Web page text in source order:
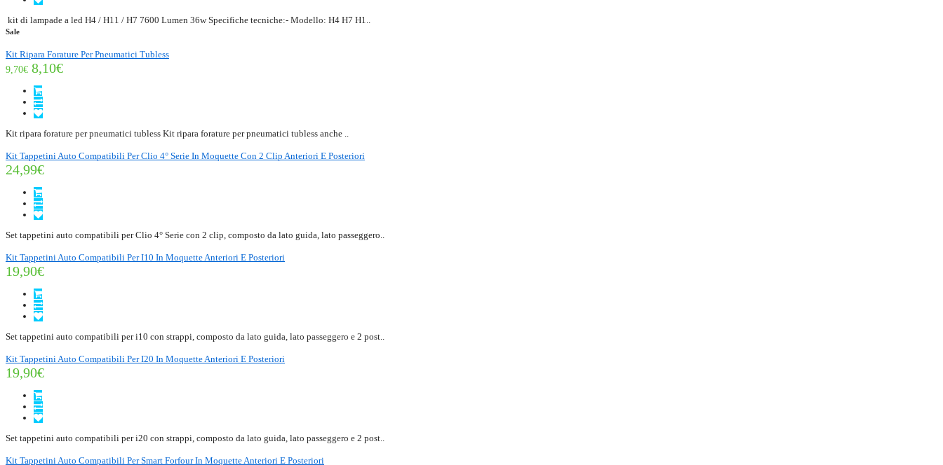
kit di lampade a led H4 / H11 / H7 7600 Lumen 36w Specifiche tecniche:- Modello: H4 H7 H1..
Sale
Kit Ripara Forature Per Pneumatici Tubless
9,70€ 8,10€
Kit ripara forature per pneumatici tubless Kit ripara forature per pneumatici tubless anche ..
Kit Tappetini Auto Compatibili Per Clio 4° Serie In Moquette Con 2 Clip Anteriori E Posteriori
24,99€
Set tappetini auto compatibili per Clio 4° Serie con 2 clip, composto da lato guida, lato passeggero..
Kit Tappetini Auto Compatibili Per I10 In Moquette Anteriori E Posteriori
19,90€
Set tappetini auto compatibili per i10 con strappi, composto da lato guida, lato passeggero e 2 post..
Kit Tappetini Auto Compatibili Per I20 In Moquette Anteriori E Posteriori
19,90€
Set tappetini auto compatibili per i20 con strappi, composto da lato guida, lato passeggero e 2 post..
Kit Tappetini Auto Compatibili Per Smart Forfour In Moquette Anteriori E Posteriori